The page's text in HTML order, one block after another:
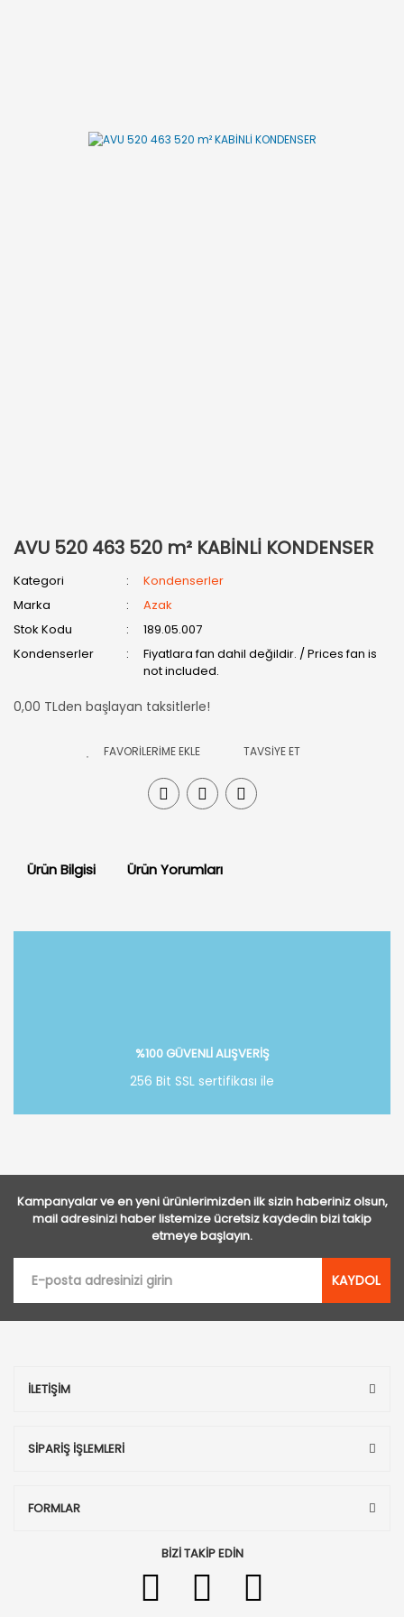
AVU 520 463 520 m² KABİNLİ KONDENSER
Kategori
Kondenserler
Marka
Azak
Stok Kodu
189.05.007
Kondenserler
Fiyatlara fan dahil değildir. / Prices fan is
not included.
0,00 TLden başlayan taksitlerle!
TAVSİYE ET
Ürün Bilgisi Ürün Yorumları
%100 GÜVENLİ ALIŞVERİŞ
256 Bit SSL sertifikası ile
Kampanyalar ve en yeni ürünlerimizden ilk sizin haberiniz olsun,
mail adresinizi haber listemize ücretsiz kaydedin bizi takip
etmeye başlayın.
KAYDOL
İLETİŞİM
SİPARİŞ İŞLEMLERİ
FORMLAR
BİZİ TAKİP EDİN